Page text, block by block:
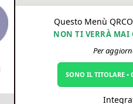
Questo Menù
NON TI VERRÀ MAI
Per
SONO IL TITOLARE •